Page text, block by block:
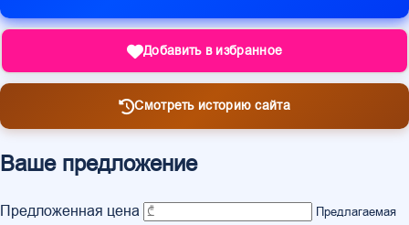
Добавить в избранное
Смотреть историю сайта
Ваше предложение
Предложенная цена
Предлагаемая